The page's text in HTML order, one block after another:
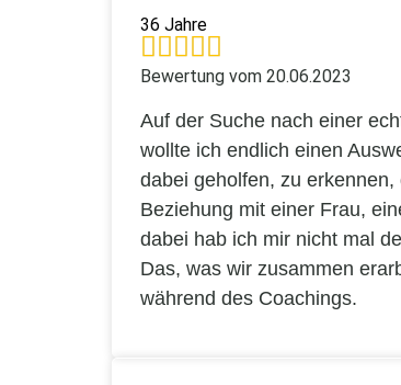
36 Jahre
Bewertung vom 20.06.2023
Auf der Suche nach einer
wollte ich endlich einen
dabei geholfen, zu
Beziehung mit einer Frau,
dabei hab ich mir nicht mal
Das, was wir zusammen
während des Coachings.